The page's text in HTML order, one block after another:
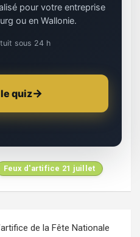
pour votre entreprise
ou en Wallonie.
sous 24 h
quiz
Feux d'artifice 21 juillet
de la Fête Nationale